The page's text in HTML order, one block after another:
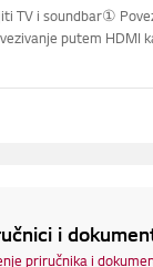
TV i soundbar①
putem HDMI
i
priručnika i